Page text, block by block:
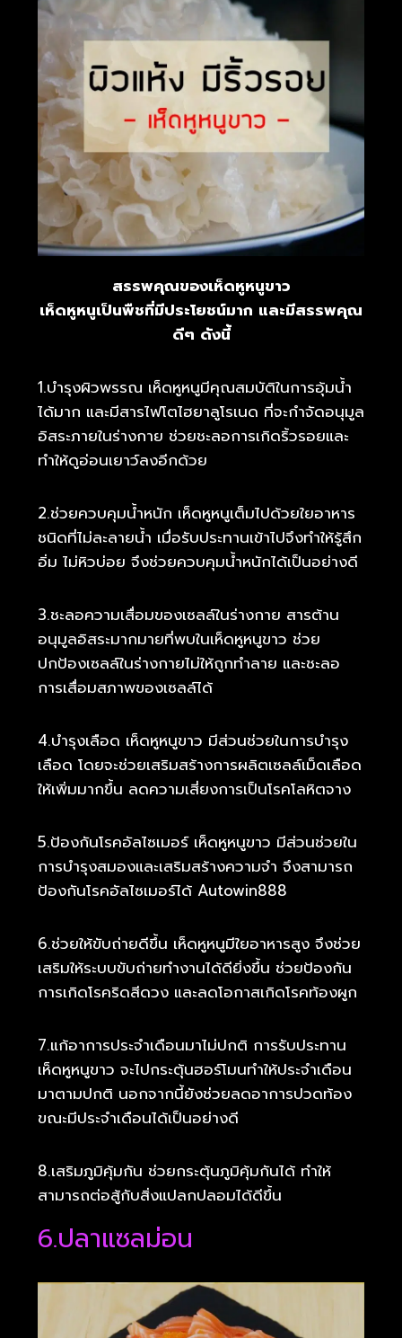
สรรพคุณของเห็ดหูหนูขาว
เห็ดหูหนูเป็นพืชที่มีประโยชน์มาก และมีสรรพคุณ
ดีๆ ดังนี้
1.บำรุงผิวพรรณ เห็ดหูหนูมีคุณสมบัติในการอุ้มน้ำ
ได้มาก และมีสารไฟโตไฮยาลูโรเนด ที่จะกำจัดอนุมูล
อิสระภายในร่างกาย ช่วยชะลอการเกิดริ้วรอยและ
ทำให้ดูอ่อนเยาว์ลงอีกด้วย
2.ช่วยควบคุมน้ำหนัก เห็ดหูหนูเต็มไปด้วยใยอาหาร
ชนิดที่ไม่ละลายน้ำ เมื่อรับประทานเข้าไปจึงทำให้รู้สึก
อิ่ม ไม่หิวบ่อย จึงช่วยควบคุมน้ำหนักได้เป็นอย่างดี
3.ชะลอความเสื่อมของเซลล์ในร่างกาย สารต้าน
อนุมูลอิสระมากมายที่พบในเห็ดหูหนูขาว ช่วย
ปกป้องเซลล์ในร่างกายไม่ให้ถูกทำลาย และชะลอ
การเสื่อมสภาพของเซลล์ได้
4.บำรุงเลือด เห็ดหูหนูขาว มีส่วนช่วยในการบำรุง
เลือด โดยจะช่วยเสริมสร้างการผลิตเซลล์เม็ดเลือด
ให้เพิ่มมากขึ้น ลดความเสี่ยงการเป็นโรคโลหิตจาง
5.ป้องกันโรคอัลไซเมอร์ เห็ดหูหนูขาว มีส่วนช่วยใน
การบำรุงสมองและเสริมสร้างความจำ จึงสามารถ
ป้องกันโรคอัลไซเมอร์ได้ Autowin888
6.ช่วยให้ขับถ่ายดีขึ้น เห็ดหูหนูมีใยอาหารสูง จึงช่วย
เสริมให้ระบบขับถ่ายทำงานได้ดียิ่งขึ้น ช่วยป้องกัน
การเกิดโรคริดสีดวง และลดโอกาสเกิดโรคท้องผูก
7.แก้อาการประจำเดือนมาไม่ปกติ การรับประทาน
เห็ดหูหนูขาว จะไปกระตุ้นฮอร์โมนทำให้ประจำเดือน
มาตามปกติ นอกจากนี้ยังช่วยลดอาการปวดท้อง
ขณะมีประจำเดือนได้เป็นอย่างดี
8.เสริมภูมิคุ้มกัน ช่วยกระตุ้นภูมิคุ้มกันได้ ทำให้
สามารถต่อสู้กับสิ่งแปลกปลอมได้ดีขึ้น
6.ปลาแซลม่อน